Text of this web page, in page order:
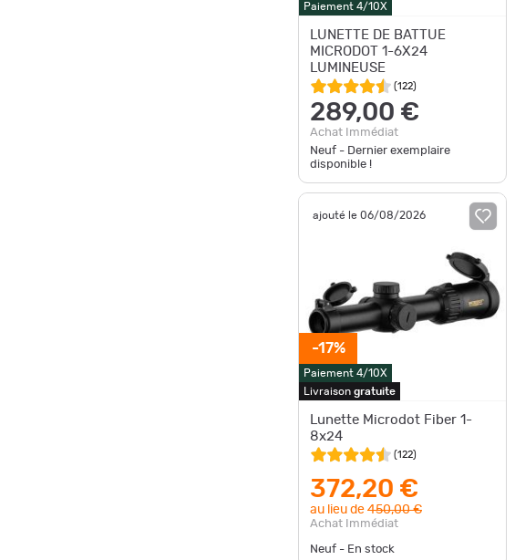
Paiement 4/10X
LUNETTE DE BATTUE
MICRODOT 1-6X24
LUMINEUSE
(122)
289,00 €
Achat Immédiat
Neuf - Dernier exemplaire
disponible !
ajouté le 06/08/2026
-17%
Paiement 4/10X
Livraison gratuite
Lunette Microdot Fiber 1-
8x24
(122)
372,20 €
au lieu de 450,00 €
Achat Immédiat
Neuf - En stock